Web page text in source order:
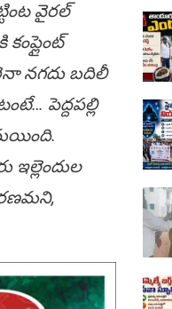
వైరల్
నగదు బదిలీ
పెద్దపల్లి